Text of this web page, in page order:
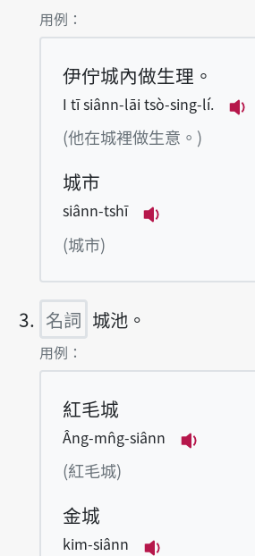
第2項釋義的
用例：
伊佇城內做生理。
I tī siânn-lāi tsò-sing-lí.
(他在城裡做生意。)
城市
siânn-tshī
(城市)
名詞 城池。
第3項釋義的
用例：
紅毛城
Âng-mn̂g-siânn
(紅毛城)
金城
kim-siânn